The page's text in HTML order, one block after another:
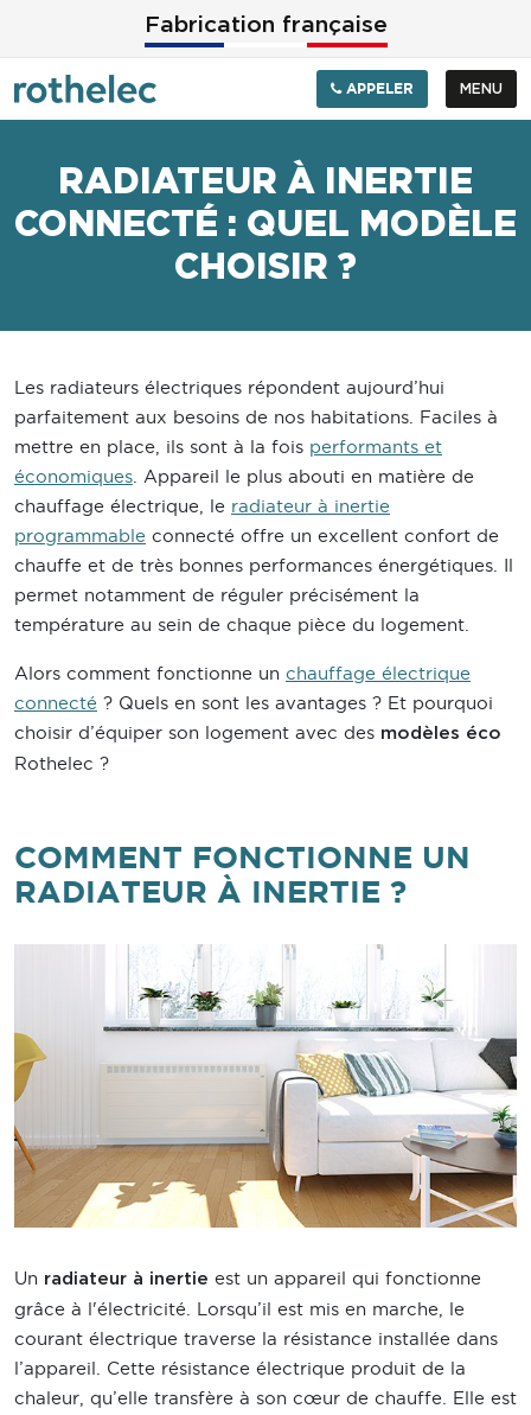
Aller au contenu principal
Fabrication française
APPELER MENU
RADIATEUR À INERTIE
CONNECTÉ : QUEL MODÈLE
CHOISIR ?
Les radiateurs électriques répondent aujourd’hui
parfaitement aux besoins de nos habitations. Faciles à
mettre en place, ils sont à la fois performants et
économiques . Appareil le plus abouti en matière de
chauffage électrique, le radiateur à inertie
programmable connecté offre un excellent confort de
chauffe et de très bonnes performances énergétiques. Il
permet notamment de réguler précisément la
température au sein de chaque pièce du logement.
Alors comment fonctionne un chauffage électrique
connecté ? Quels en sont les avantages ? Et pourquoi
choisir d’équiper son logement avec des modèles éco
Rothelec ?
COMMENT FONCTIONNE UN
RADIATEUR À INERTIE ?
Un radiateur à inertie est un appareil qui fonctionne
grâce à l'électricité. Lorsqu’il est mis en marche, le
courant électrique traverse la résistance installée dans
l’appareil. Cette résistance électrique produit de la
chaleur, qu’elle transfère à son cœur de chauffe. Elle est